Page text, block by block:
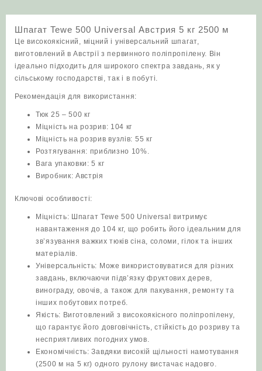
2500
м
кількість
Шпагат Tewe 500 Universal Австрия 5 кг 2500 м
Це високоякісний, міцний і універсальний шпагат,
виготовлений в Австрії з первинного поліпропілену. Він
ідеально підходить для широкого спектра завдань, як у
сільському господарстві, так і в побуті.
Рекомендація для використання:
Тюк 25 – 500 кг
Міцність на розрив: 104 кг
Міцність на розрив вузлів: 55 кг
Розтягування: приблизно 10%.
Вага упаковки: 5 кг
Виробник: Австрія
Ключові особливості:
Міцність: Шпагат Tewe 500 Universal витримує
навантаження до 104 кг, що робить його ідеальним для
зв’язування важких тюків сіна, соломи, гілок та інших
матеріалів.
Універсальність: Може використовуватися для різних
завдань, включаючи підв’язку фруктових дерев,
винограду, овочів, а також для пакування, ремонту та
інших побутових потреб.
Якість: Виготовлений з високоякісного поліпропілену,
що гарантує його довговічність, стійкість до розриву та
несприятливих погодних умов.
Економічність: Завдяки високій щільності намотування
(2500 м на 5 кг) одного рулону вистачає надовго.